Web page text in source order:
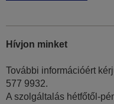
Hívjon minket
További információért
577 9932.
A szolgáltalás hétfőtől-